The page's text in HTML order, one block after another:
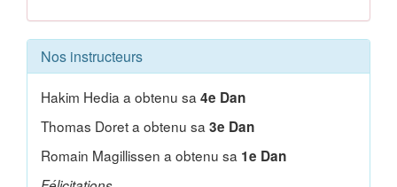
Nos instructeurs
Hakim Hedia a obtenu sa4e Dan
Thomas Doret a obtenu sa3e Dan
Romain Magillissen a obtenu sa 1e Dan